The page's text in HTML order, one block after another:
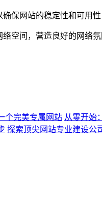
保网站的稳定性和可用
空间，营造良好的网络
完美专属网站 从零开始
探索顶尖网站专业建设公